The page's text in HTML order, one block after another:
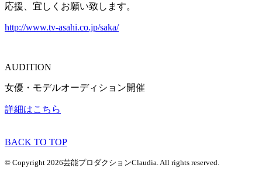
応援、宜しくお願い致します。
http://www.tv-asahi.co.jp/saka/
AUDITION
女優・モデルオーディション開催
詳細はこちら
BACK TO TOP
© Copyright 2026芸能プロダクションClaudia. All rights reserved.